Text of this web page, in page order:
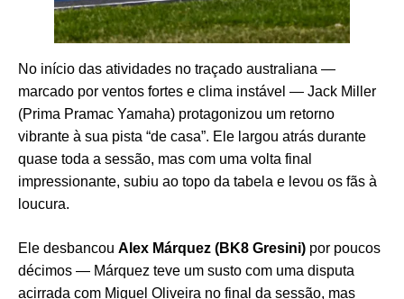
No início das atividades no traçado australiana —
marcado por ventos fortes e clima instável — Jack Miller
(Prima Pramac Yamaha) protagonizou um retorno
vibrante à sua pista “de casa”. Ele largou atrás durante
quase toda a sessão, mas com uma volta final
impressionante, subiu ao topo da tabela e levou os fãs à
loucura.
Ele desbancou Alex Márquez (BK8 Gresini) por poucos
décimos — Márquez teve um susto com uma disputa
acirrada com Miguel Oliveira no final da sessão, mas